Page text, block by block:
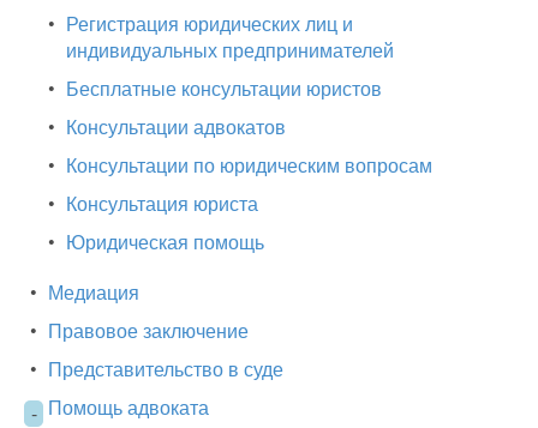
• Регистрация юридических лиц и
индивидуальных предпринимателей
• Бесплатные консультации юристов
• Консультации адвокатов
• Консультации по юридическим вопросам
• Консультация юриста
• Юридическая помощь
• Медиация
• Правовое заключение
• Представительство в суде
- Помощь адвоката